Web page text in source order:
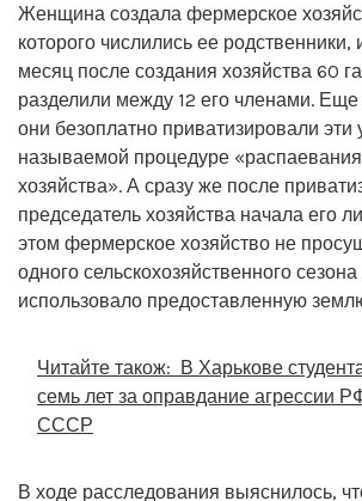
Женщина создала фермерское
которого числились ее родственники,
месяц после создания хозяйства 60
разделили между 12 его членами. Еще
они безоплатно приватизировали эти
называемой процедуре
хозяйства». А сразу же после
председатель хозяйства начала его
этом фермерское хозяйство не
одного сельскохозяйственного
использовало предоставленную
Читайте також: В Харькове
семь лет за оправдание агрессии
СССР
В ходе расследования выяснилось,